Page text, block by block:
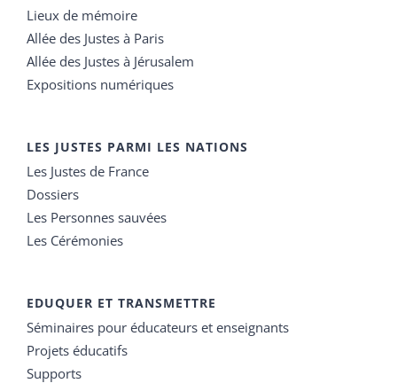
Lieux de mémoire
Allée des Justes à Paris
Allée des Justes à Jérusalem
Expositions numériques
LES JUSTES PARMI LES NATIONS
Les Justes de France
Dossiers
Les Personnes sauvées
Les Cérémonies
EDUQUER ET TRANSMETTRE
Séminaires pour éducateurs et enseignants
Projets éducatifs
Supports